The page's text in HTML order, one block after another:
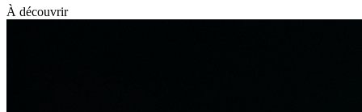
À découvrir